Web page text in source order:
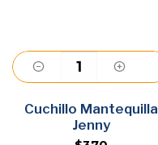
Agregar
Cuchillo Mantequilla
Jenny